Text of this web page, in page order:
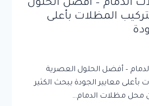
الدمام – أفضل الحلول
المظلات بأعلى
– أفضل الحلول العصرية
بأعلى معايير الجودة يبحث الكثير
محل مظلات الدمام…